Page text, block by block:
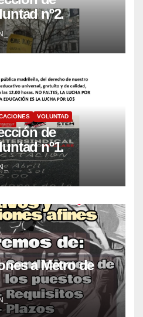
nº2.
VOLUNTAD
de
nº1.
a Metro de